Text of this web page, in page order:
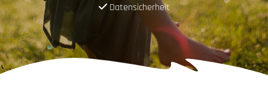
Datensicherheit